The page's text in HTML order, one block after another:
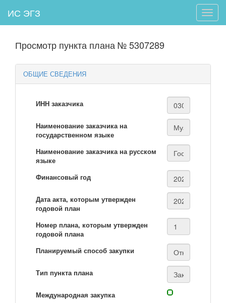
Toggle
ИС ЭГЗ
Просмотр пункта плана № 5307289
ОБЩИЕ СВЕДЕНИЯ
ИНН заказчика
Наименование заказчика на
государственном языке
Наименование заказчика на русском
языке
Финансовый год
Дата акта, которым утвержден
годовой план
Номер плана, которым утвержден
годовой плана
Планируемый способ закупки
Тип пункта плана
Международная закупка